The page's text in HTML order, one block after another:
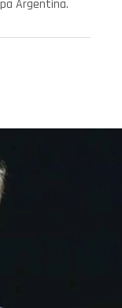
Argentina.